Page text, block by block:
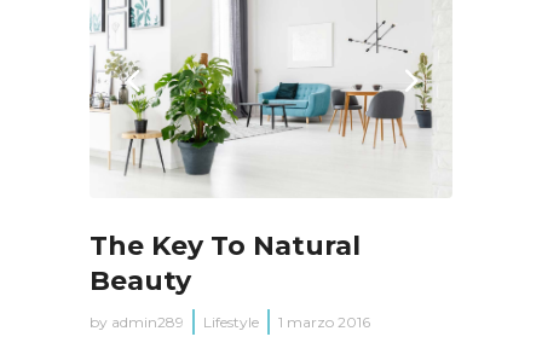
The Key To Natural
Beauty
by admin289 Lifestyle 1 marzo 2016